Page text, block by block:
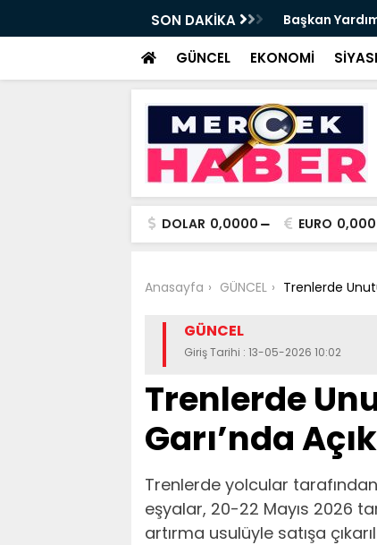
SON DAKİKA
Haftalık Basın Bilgilendirme Toplantısı
Başkan
Haber
GÜNCEL EKONOMİ
DOLAR 0,0000 EURO
Anasayfa GÜNCEL Trenlerde
GÜNCEL
Giriş Tarihi : 13-05-2026 10:02
Trenlerde
Garı’nda
Trenlerde yolcular
eşyalar, 20-22 Mayıs 2026
artırma usulüyle satışa